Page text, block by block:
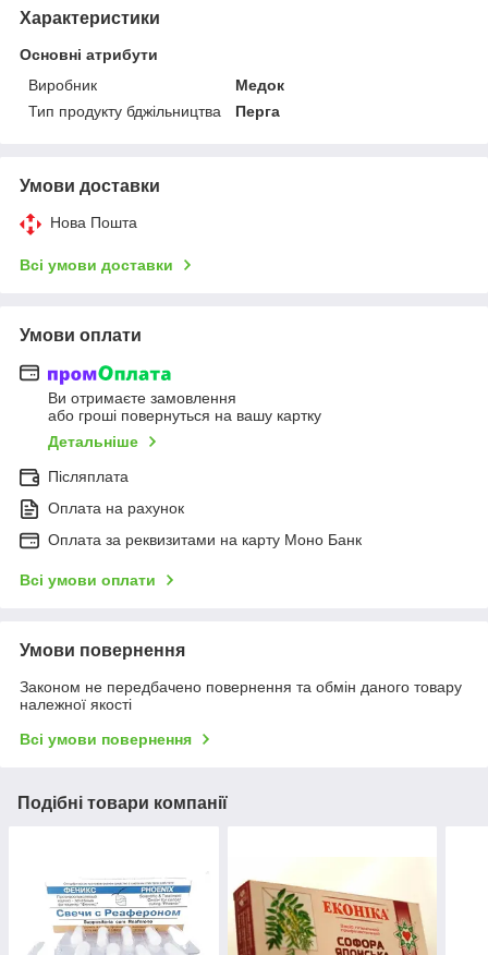
Характеристики
Основні атрибути
Виробник
Медок
Тип продукту бджільництва
Перга
Умови доставки
Нова Пошта
Всі умови доставки
Умови оплати
Ви отримаєте замовлення
або гроші повернуться на вашу картку
Детальніше
Післяплата
Оплата на рахунок
Оплата за реквизитами на карту Моно Банк
Всі умови оплати
Умови повернення
Законом не передбачено повернення та обмін даного товару
належної якості
Всі умови повернення
Подібні товари компанії